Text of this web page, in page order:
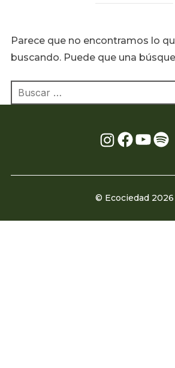
Parece que no encontramos lo
buscando. Puede que una
Buscar:
Instagram Facebook YouTube Spotify
© Ecociedad 2026